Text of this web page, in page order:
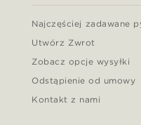
Najczęściej zadawane
Utwórz Zwrot
Zobacz opcje wysyłki
Odstąpienie od umowy
Kontakt z nami